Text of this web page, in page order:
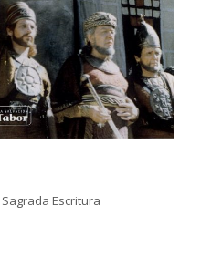
Sagrada Escritura